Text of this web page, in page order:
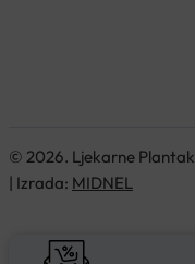
© 2026. Ljekarne Plantak
| Izrada: MIDNEL